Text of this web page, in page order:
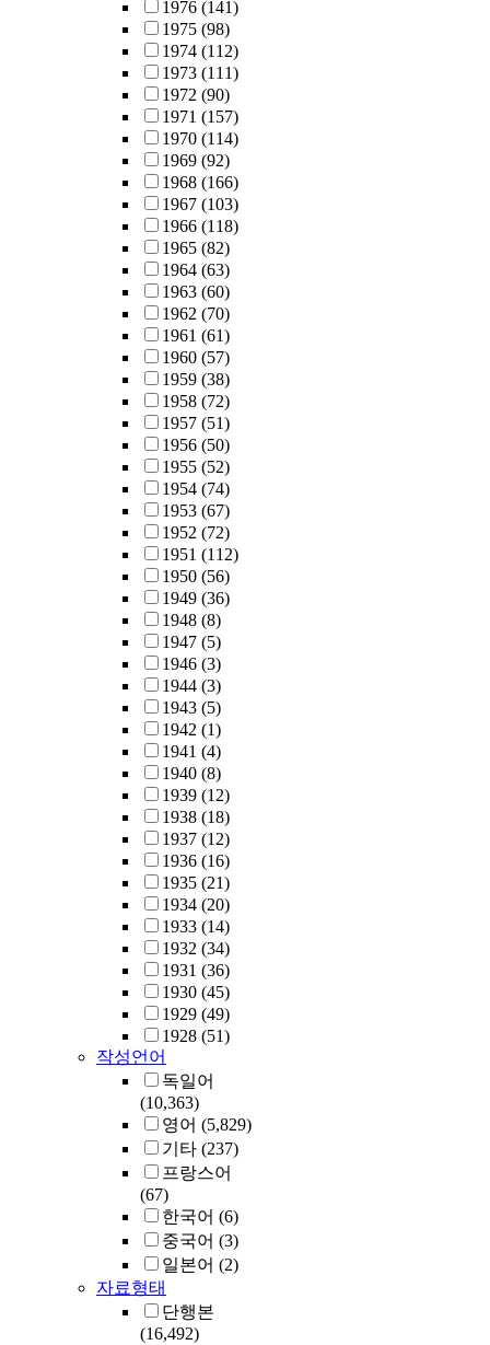
1976 (141)
1975 (98)
1974 (112)
1973 (111)
1972 (90)
1971 (157)
1970 (114)
1969 (92)
1968 (166)
1967 (103)
1966 (118)
1965 (82)
1964 (63)
1963 (60)
1962 (70)
1961 (61)
1960 (57)
1959 (38)
1958 (72)
1957 (51)
1956 (50)
1955 (52)
1954 (74)
1953 (67)
1952 (72)
1951 (112)
1950 (56)
1949 (36)
1948 (8)
1947 (5)
1946 (3)
1944 (3)
1943 (5)
1942 (1)
1941 (4)
1940 (8)
1939 (12)
1938 (18)
1937 (12)
1936 (16)
1935 (21)
1934 (20)
1933 (14)
1932 (34)
1931 (36)
1930 (45)
1929 (49)
1928 (51)
작성언어
독일어
(10,363)
영어 (5,829)
기타 (237)
프랑스어
(67)
한국어 (6)
중국어 (3)
일본어 (2)
자료형태
단행본
(16,492)